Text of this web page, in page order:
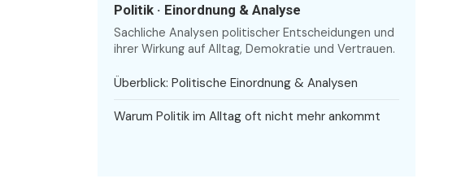
Politik · Einordnung & Analyse
Sachliche Analysen politischer Entscheidungen und
ihrer Wirkung auf Alltag, Demokratie und Vertrauen.
Überblick: Politische Einordnung & Analysen
Warum Politik im Alltag oft nicht mehr ankommt